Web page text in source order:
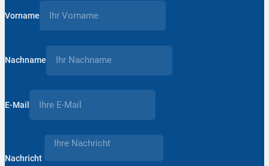
Vorname
Nachname
E-Mail
Nachricht